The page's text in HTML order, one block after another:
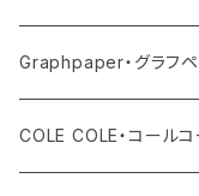
その他
ワンピース・サロペット
その他
ボトム
ワンピース・オールイン
トップス
ボトム
アウター
トップス
Graphpaper・グラフ
アウター
COLE COLE・コール